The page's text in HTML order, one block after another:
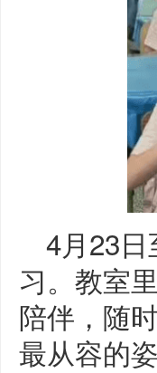
4月23
习。教室
陪伴，随
最从容的